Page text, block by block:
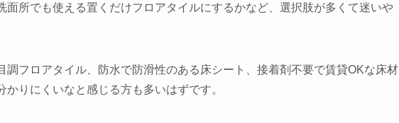
面所でも使える置くだけフロアタイルにするかなど、選択肢が多くて迷いや
調フロアタイル、防水で防滑性のある床シート、接着剤不要で賃貸OKな床材
りにくいなと感じる方も多いはずです。